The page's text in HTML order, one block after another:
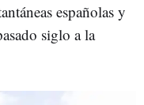
españolas y
siglo a la